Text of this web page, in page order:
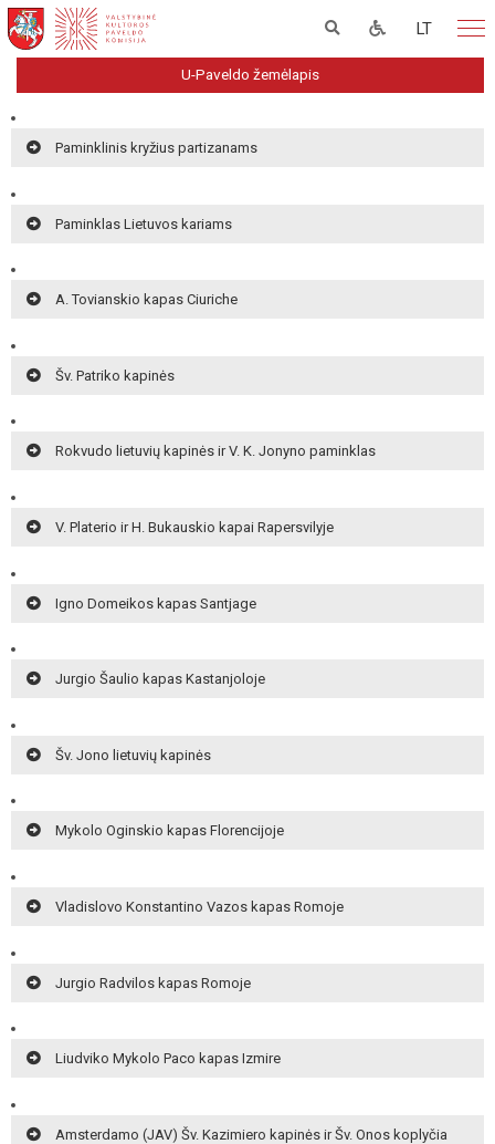
LT
U-Paveldo žemėlapis
Paminklinis kryžius partizanams
Paminklas Lietuvos kariams
A. Tovianskio kapas Ciuriche
Šv. Patriko kapinės
Rokvudo lietuvių kapinės ir V. K. Jonyno paminklas
V. Platerio ir H. Bukauskio kapai Rapersvilyje
Igno Domeikos kapas Santjage
Jurgio Šaulio kapas Kastanjoloje
Šv. Jono lietuvių kapinės
Mykolo Oginskio kapas Florencijoje
Vladislovo Konstantino Vazos kapas Romoje
Jurgio Radvilos kapas Romoje
Liudviko Mykolo Paco kapas Izmire
Amsterdamo (JAV) Šv. Kazimiero kapinės ir Šv. Onos koplyčia